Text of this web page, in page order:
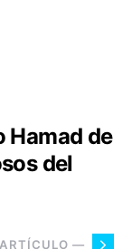
Hamad de
del
—